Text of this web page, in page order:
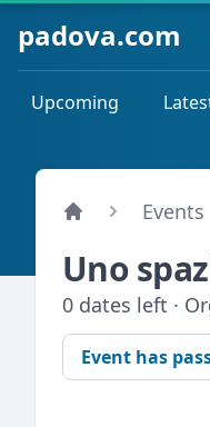
padova.com
Upcoming
Events
Uno
0 dates left ·
Event has